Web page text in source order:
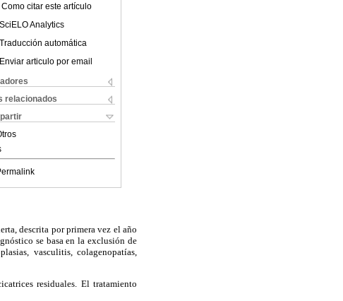
Como citar este artículo
SciELO Analytics
Traducción automática
Enviar articulo por email
relacionados
descrita por primera vez el año
se basa en la exclusión de
vasculitis, colagenopatías,
residuales. El tratamiento